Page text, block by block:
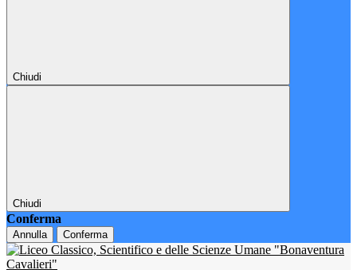
Chiudi
Chiudi
Conferma
Annulla Conferma